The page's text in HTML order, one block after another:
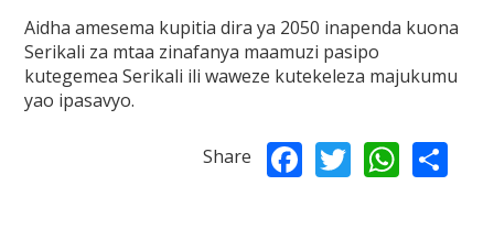
Aidha amesema kupitia dira ya 2050 inapenda kuona
Serikali za mtaa zinafanya maamuzi pasipo
kutegemea Serikali ili waweze kutekeleza majukumu
yao ipasavyo.
Share Facebook
Twitter